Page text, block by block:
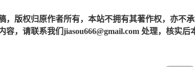
，版权归原作者所有，本站不拥有其著作权，亦不
，请联系我们jiasou666@gmail.com 处理，核实后